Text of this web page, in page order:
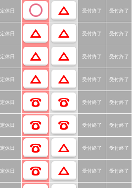
定休日 受付終了 受付終了
定休日 受付終了 受付終了
定休日 受付終了 受付終了
定休日 受付終了 受付終了
定休日 受付終了 受付終了
定休日 受付終了 受付終了
定休日 受付終了 受付終了
定休日 受付終了 受付終了